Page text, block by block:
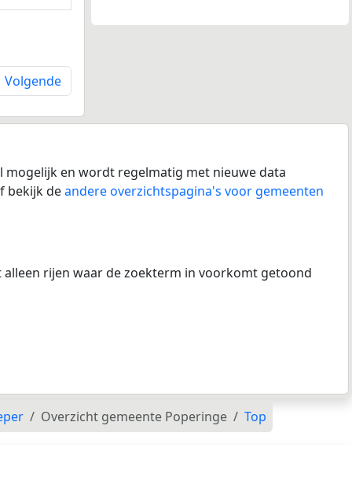
Volgende
mogelijk en wordt regelmatig met nieuwe data
bekijk deandere overzichtspagina's voor gemeenten
rijen waar de zoekterm in voorkomt getoond
Overzicht gemeente Poperinge Top